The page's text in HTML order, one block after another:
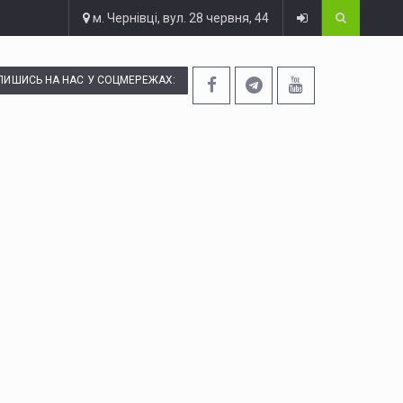
м. Чернівці, вул. 28 червня, 44
НА НАС У СОЦМЕРЕЖАХ: